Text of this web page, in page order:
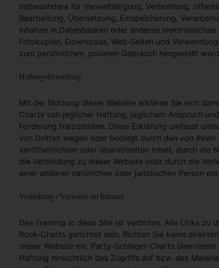
insbesondere für Vervielfältigung, Verbreitung,
Bearbeitung, Übersetzung, Einspeicherung,
Inhalten in Datenbanken oder anderen
Fotokopien, Downloads, Web-Seiten und
zum persönlichen, privaten Gebrauch hergestellt
Haftungsfreistellung
Mit der Nutzung dieser Website erklären Sie sich
Charts von jeglicher Haftung, jeglichem Anspruch
Forderung freizustellen. Diese Erklärung umfasst
von Dritten wegen oder bedingt durch den von Ihnen
veröffentlichten oder übermittelten Inhalt, durch die
die Verbindung zu dieser Website oder durch die
einer anderen natürlichen oder juristischen Person
Verlinkung / Verweise im Internet
Das Framing in diese Site ist verboten. Alle Links zu
Rock-Charts gerichtet sein. Richten Sie keine
dieser Website ein. Party-Schlager-Charts
Haftung hinsichtlich des Zugriffs auf bzw. des